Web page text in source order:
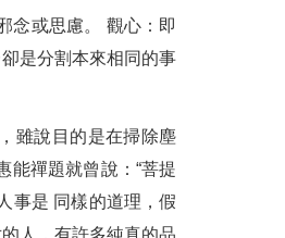
念或思慮。 觀心：即
是分割本來相同的事
雖說目的是在掃除塵
能禪題就曾說：“菩提
事是 同樣的道理，假
人，有許多純真的品